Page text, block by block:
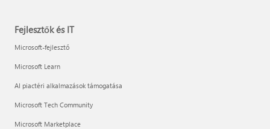
Fejlesztők és IT
Microsoft-fejlesztő
Microsoft Learn
AI piactéri alkalmazások támogatása
Microsoft Tech Community
Microsoft Marketplace